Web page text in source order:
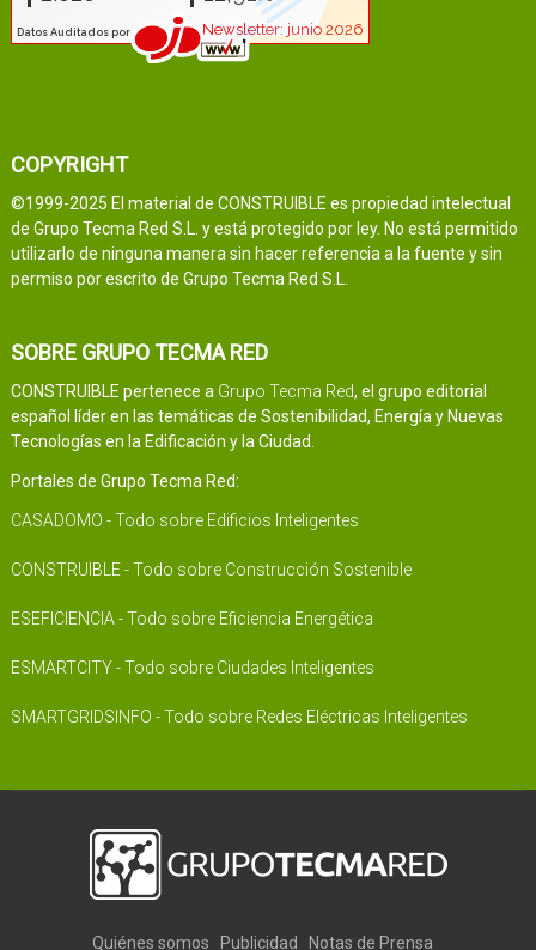
COPYRIGHT
©1999-2025 El material de CONSTRUIBLE es propiedad intelectual
de Grupo Tecma Red S.L. y está protegido por ley. No está permitido
utilizarlo de ninguna manera sin hacer referencia a la fuente y sin
permiso por escrito de Grupo Tecma Red S.L.
SOBRE GRUPO TECMA RED
CONSTRUIBLE pertenece a Grupo Tecma Red, el grupo editorial
español líder en las temáticas de Sostenibilidad, Energía y Nuevas
Tecnologías en la Edificación y la Ciudad.
Portales de Grupo Tecma Red:
CASADOMO - Todo sobre Edificios Inteligentes
CONSTRUIBLE - Todo sobre Construcción Sostenible
ESEFICIENCIA - Todo sobre Eficiencia Energética
ESMARTCITY - Todo sobre Ciudades Inteligentes
SMARTGRIDSINFO - Todo sobre Redes Eléctricas Inteligentes
Quiénes somos Publicidad Notas de Prensa